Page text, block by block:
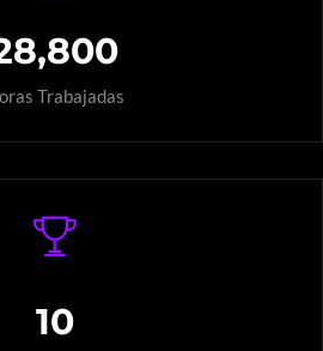
Trabajadas
10